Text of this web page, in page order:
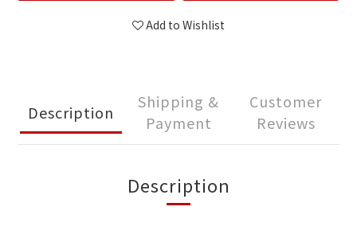
Add to Wishlist
Description
Shipping &
Payment
Customer
Reviews
Description